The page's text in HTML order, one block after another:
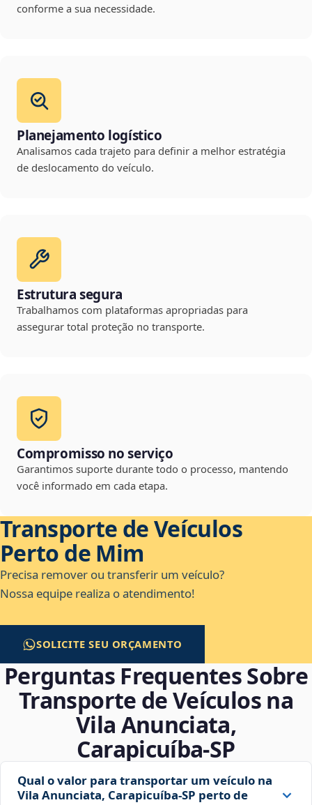
conforme a sua necessidade.
Planejamento logístico
Analisamos cada trajeto para definir a melhor estratégia
de deslocamento do veículo.
Estrutura segura
Trabalhamos com plataformas apropriadas para
assegurar total proteção no transporte.
Compromisso no serviço
Garantimos suporte durante todo o processo, mantendo
você informado em cada etapa.
Transporte de Veículos
Perto de Mim
Precisa remover ou transferir um veículo?
Nossa equipe realiza o atendimento!
SOLICITE SEU ORÇAMENTO
Perguntas Frequentes Sobre
Transporte de Veículos na
Vila Anunciata,
Carapicuíba‑SP
Qual o valor para transportar um veículo na
Vila Anunciata, Carapicuíba‑SP perto de